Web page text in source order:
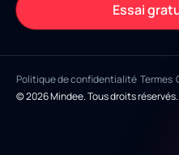
Essai
© 2026 Mindee. Tous droits réservés.
Politique de confidentialité Termes